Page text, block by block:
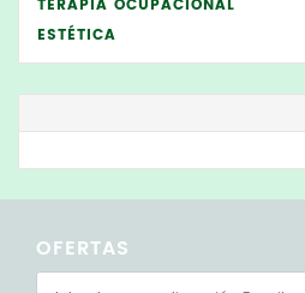
TERAPIA OCUPACIONAL
ESTÉTICA
OFERTAS